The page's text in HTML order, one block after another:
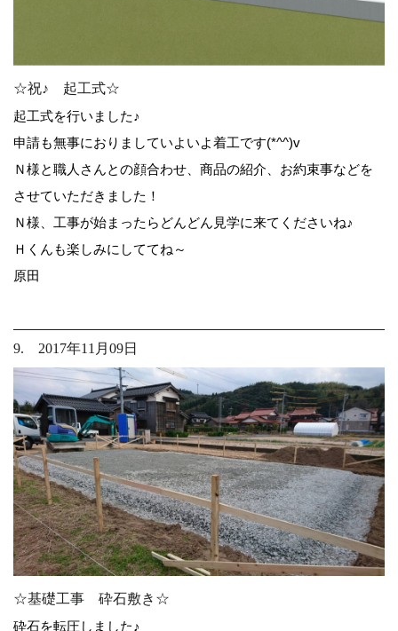
☆祝♪ 起工式☆
起工式を行いました♪
申請も無事におりましていよいよ着工です(*^^)v
Ｎ様と職人さんとの顔合わせ、商品の紹介、お約束事などを
させていただきました！
Ｎ様、工事が始まったらどんどん見学に来てくださいね♪
Ｈくんも楽しみにしててね～
原田
9. 2017年11月09日
☆基礎工事 砕石敷き☆
砕石を転圧しました♪